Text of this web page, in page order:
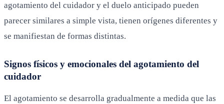
agotamiento del cuidador y el duelo anticipado pueden
parecer similares a simple vista, tienen orígenes diferentes y
se manifiestan de formas distintas.
Signos físicos y emocionales del agotamiento del
cuidador
El agotamiento se desarrolla gradualmente a medida que las